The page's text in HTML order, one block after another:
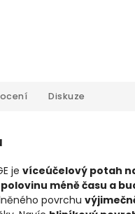
Diskuze
je víceúčelový potah
polovinu méně času a
povrchu